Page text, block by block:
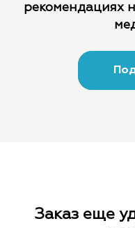
рекомендациях
Заказ еще